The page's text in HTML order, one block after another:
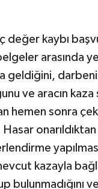
kaybı
arasında
geldiğini,
ve aracın
hemen sonra
onarıldıktan
kazayla
bulunmadığını